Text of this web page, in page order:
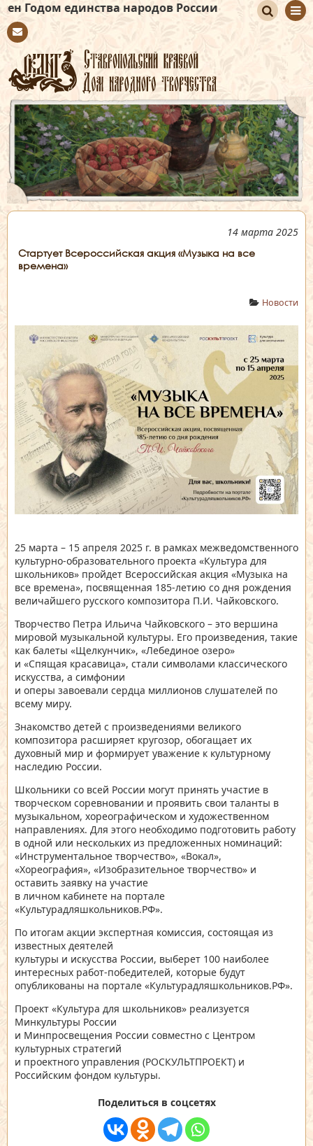
народов России
tact
иск
14 марта 2025
Стартует Всероссийская акция «Музыка на все
времена»
Новости
25 марта – 15 апреля 2025 г. в рамках межведомственного
культурно-образовательного проекта «Культура для
школьников» пройдет Всероссийская акция «Музыка на
все времена», посвященная 185-летию со дня рождения
величайшего русского композитора П.И. Чайковского.
Творчество Петра Ильича Чайковского – это вершина
мировой музыкальной культуры. Его произведения, такие
как балеты «Щелкунчик», «Лебединое озеро»
и «Спящая красавица», стали символами классического
искусства, а симфонии
и оперы завоевали сердца миллионов слушателей по
всему миру.
Знакомство детей с произведениями великого
композитора расширяет кругозор, обогащает их
духовный мир и формирует уважение к культурному
наследию России.
Школьники со всей России могут принять участие в
творческом соревновании и проявить свои таланты в
музыкальном, хореографическом и художественном
направлениях. Для этого необходимо подготовить работу
в одной или нескольких из предложенных номинаций:
«Инструментальное творчество», «Вокал»,
«Хореография», «Изобразительное творчество» и
оставить заявку на участие
в личном кабинете на портале
«Культурадляшкольников.РФ».
По итогам акции экспертная комиссия, состоящая из
известных деятелей
культуры и искусства России, выберет 100 наиболее
интересных работ-победителей, которые будут
опубликованы на портале «Культурадляшкольников.РФ».
Проект «Культура для школьников» реализуется
Минкультуры России
и Минпросвещения России совместно с Центром
культурных стратегий
и проектного управления (РОСКУЛЬТПРОЕКТ) и
Российским фондом культуры.
Поделиться в соцсетях